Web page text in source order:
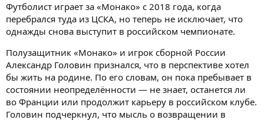
Футболист играет за «Монако» с 2018 года, когда
перебрался туда из ЦСКА, но теперь не исключает, что
однажды снова выступит в российском чемпионате.
Полузащитник «Монако» и игрок сборной России
Александр Головин признался, что в перспективе хотел
бы жить на родине. По его словам, он пока пребывает в
состоянии неопределённости — не знает, останется ли
во Франции или продолжит карьеру в российском клубе.
Головин подчеркнул, что мысль о возвращении в